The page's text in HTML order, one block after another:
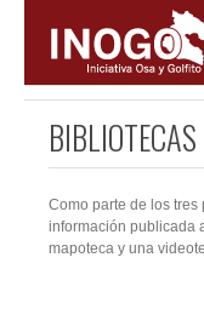
BIBLIOTECAS
Como parte de los
información publicada
mapoteca y una